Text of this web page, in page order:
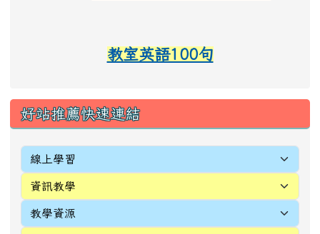
教室英語100句
好站推薦快速連結